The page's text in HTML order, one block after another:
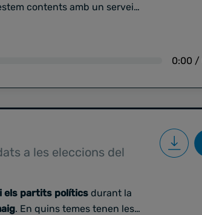
contents amb un servei?
0:00 /
a les eleccions del
els partits polítics durant la
. En quins temes tenen les